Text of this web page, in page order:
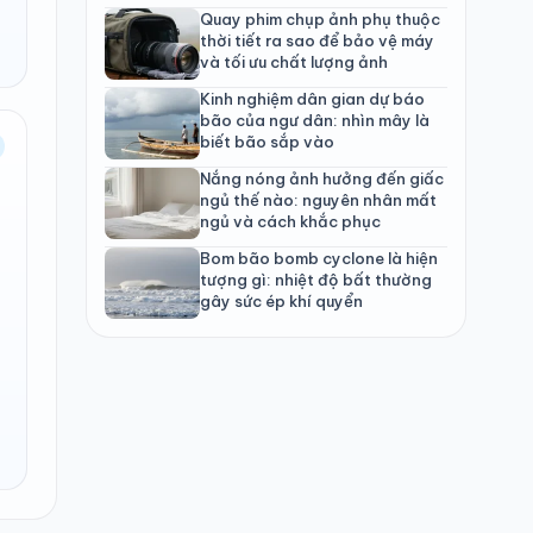
Quay phim chụp ảnh phụ thuộc
thời tiết ra sao để bảo vệ máy
và tối ưu chất lượng ảnh
Kinh nghiệm dân gian dự báo
bão của ngư dân: nhìn mây là
biết bão sắp vào
Nắng nóng ảnh hưởng đến giấc
ngủ thế nào: nguyên nhân mất
ngủ và cách khắc phục
Bom bão bomb cyclone là hiện
tượng gì: nhiệt độ bất thường
gây sức ép khí quyển